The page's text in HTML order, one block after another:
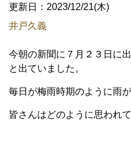
更新日：2023/12/21(木)
井戸久義
今朝の新聞に７月２３日に
と出ていました。
毎日が梅雨時期のように雨
皆さんはどのように思われ